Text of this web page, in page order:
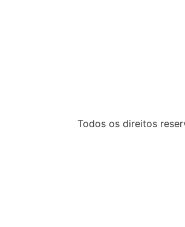
Todos os direitos